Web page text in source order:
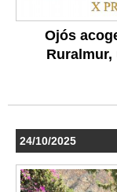
Ojós
24/10/2025